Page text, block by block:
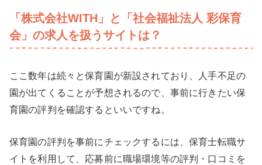
「株式会社WITH」と「社会福祉法人 彩保育
会」の求人を扱うサイトは？
ここ数年は続々と保育園が新設されており、人手不足の
園が出てくることが予想されるので、事前に行きたい保
育園の評判を確認するといいですね。
保育園の評判を事前にチェックするには、保育士転職サ
イトを利用して、応募前に職場環境等の評判・口コミを